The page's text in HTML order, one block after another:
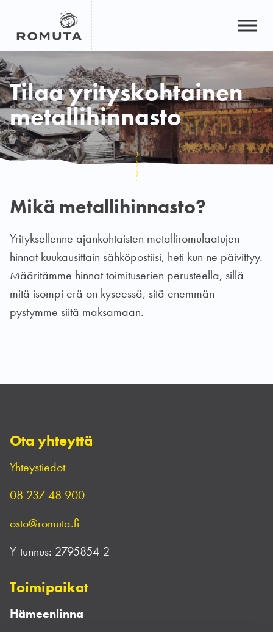
Tilaa yrityskohtainen
metallihinnasto
Mikä metallihinnasto?
Yrityksellenne ajankohtaisten metalliromulaatujen
hinnat kuukausittain sähköpostiisi, heti kun ne päivittyy.
Määritämme hinnat toimituserien perusteella, sillä
mitä isompi erä on kyseessä, sitä enemmän
pystymme siitä maksamaan.
Ota yhteyttä
Yhteystiedot
08 237 48 900
osto@romuta.fi
Y-tunnus: 2795854-2
Toimipaikat
Hämeenlinna